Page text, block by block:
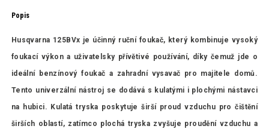
Popis
Husqvarna 125BVx je účinný ruční foukač, který kombinuje vysoký
foukací výkon a uživatelsky přívětivé používání, díky čemuž jde o
ideální benzínový foukač a zahradní vysavač pro majitele domů.
Tento univerzální nástroj se dodává s kulatými i plochými nástavci
na hubici. Kulatá tryska poskytuje širší proud vzduchu pro čištění
širších oblastí, zatímco plochá tryska zvyšuje proudění vzduchu a